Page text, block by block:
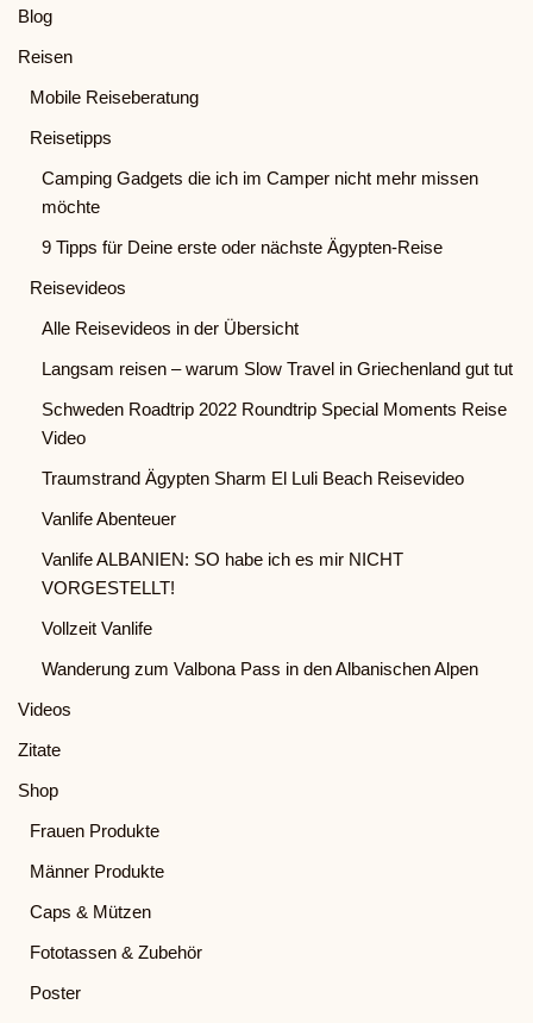
Blog
Reisen
Mobile Reiseberatung
Reisetipps
Camping Gadgets die ich im Camper nicht mehr missen
möchte
9 Tipps für Deine erste oder nächste Ägypten-Reise
Reisevideos
Alle Reisevideos in der Übersicht
Langsam reisen – warum Slow Travel in Griechenland gut tut
Schweden Roadtrip 2022 Roundtrip Special Moments Reise
Video
Traumstrand Ägypten Sharm El Luli Beach Reisevideo
Vanlife Abenteuer
Vanlife ALBANIEN: SO habe ich es mir NICHT
VORGESTELLT!
Vollzeit Vanlife
Wanderung zum Valbona Pass in den Albanischen Alpen
Videos
Zitate
Shop
Frauen Produkte
Männer Produkte
Caps & Mützen
Fototassen & Zubehör
Poster